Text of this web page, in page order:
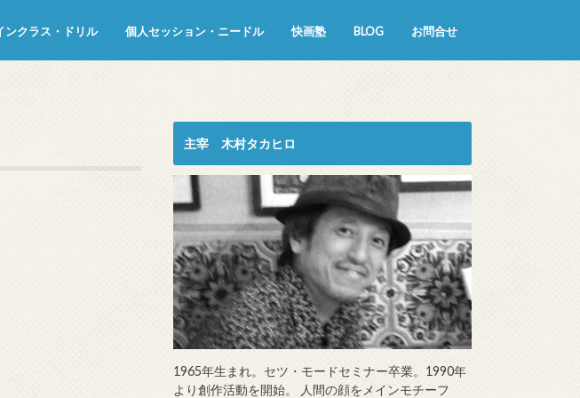
ンクラス・ドリル 個人セッション・ニードル 快画塾 BLOG お問合せ
主宰 木村タカヒロ
1965年生まれ。セツ・モードセミナー卒業。1990年
より創作活動を開始。 人間の顔をメインモチーフ